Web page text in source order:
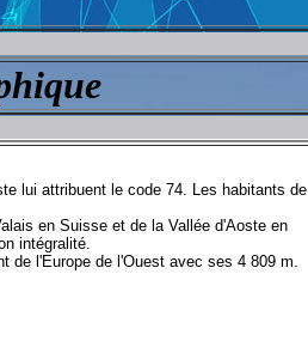
lui attribuent le code 74. Les habitants de
en Suisse et de la Vallée d'Aoste en
intégralité.
de l'Europe de l'Ouest avec ses 4 809 m.